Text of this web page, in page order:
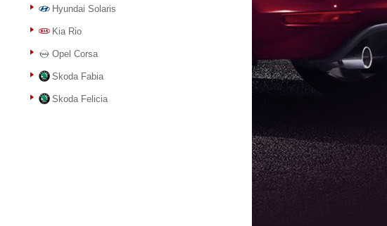
Hyundai Solaris
Kia Rio
Opel Corsa
Skoda Fabia
Skoda Felicia